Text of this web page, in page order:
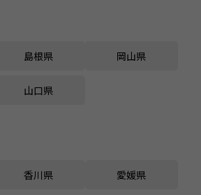
島根県 岡山県
山口県
香川県 愛媛県